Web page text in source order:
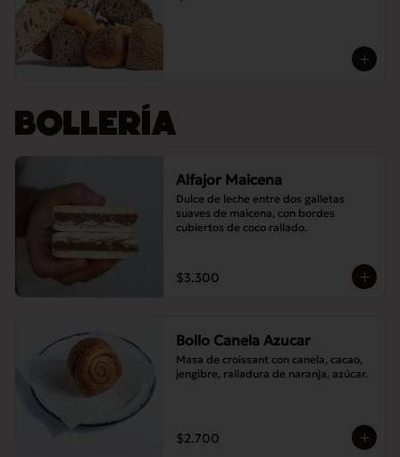
BOLLERÍA
Alfajor Maicena
Dulce de leche entre dos galletas
suaves de maicena, con bordes
cubiertos de coco rallado.
$3.300
Bollo Canela Azucar
Masa de croissant con canela, cacao,
jengibre, ralladura de naranja, azúcar.
$2.700